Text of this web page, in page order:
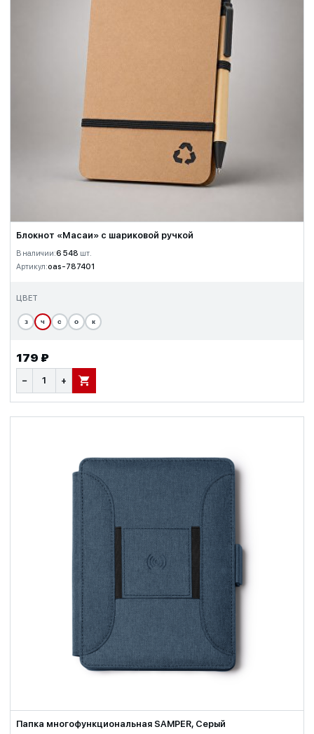
Блокнот «Масаи» с шариковой ручкой
В наличии:6 548 шт.
Артикул:oas-787401
ЦВЕТ
з ч с о к
179 ₽
− + В КОРЗИНУ
Папка многофункциональная SAMPER, Серый